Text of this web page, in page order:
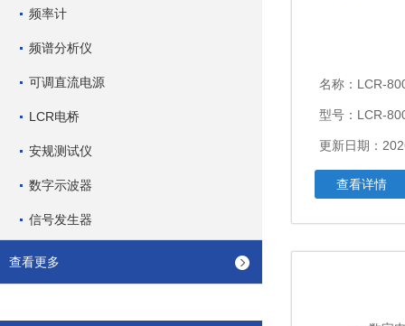
频率计
频谱分析仪
可调直流电源
LCR电桥
安规测试仪
数字示波器
信号发生器
查看更多
名称： LCR-
型号：LCR-
更新日期：
查看详情